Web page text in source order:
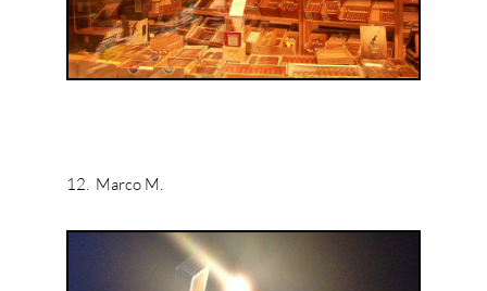
12. Marco M.